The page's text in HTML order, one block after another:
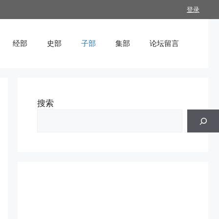
登录
经部 史部 子部 集部 论坛留言
搜索